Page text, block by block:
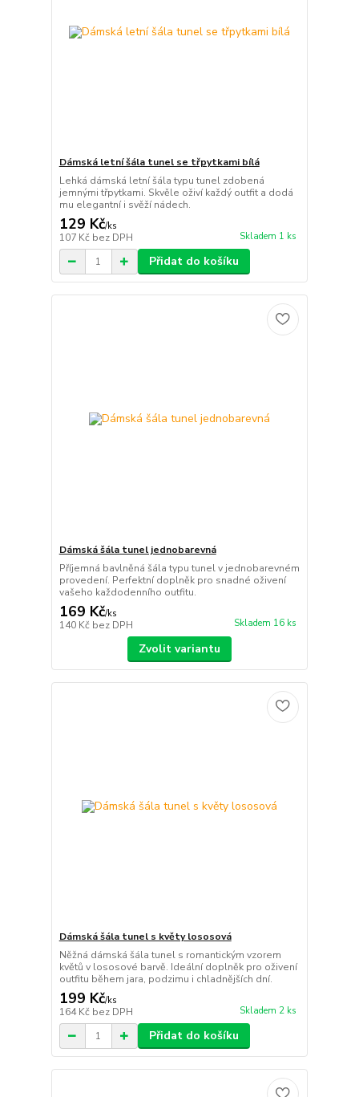
Dámská letní šála tunel se třpytkami bílá
Lehká dámská letní šála typu tunel zdobená
jemnými třpytkami. Skvěle oživí každý outfit a dodá
mu elegantní i svěží nádech.
129 Kč/ks
107 Kč bez DPH Skladem 1 ks
Přidat do košíku
Dámská šála tunel jednobarevná
Příjemná bavlněná šála typu tunel v jednobarevném
provedení. Perfektní doplněk pro snadné oživení
vašeho každodenního outfitu.
169 Kč/ks
140 Kč bez DPH Skladem 16 ks
Zvolit variantu
Dámská šála tunel s květy lososová
Něžná dámská šála tunel s romantickým vzorem
květů v lososové barvě. Ideální doplněk pro oživení
outfitu během jara, podzimu i chladnějších dní.
199 Kč/ks
164 Kč bez DPH Skladem 2 ks
Přidat do košíku